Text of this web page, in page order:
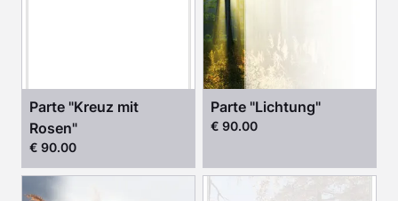
Parte "Kreuz mit
Rosen"
€ 90.00
Parte "Lichtung"
€ 90.00